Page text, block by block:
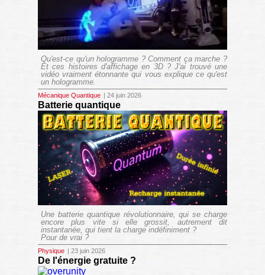
Qu'est-ce qu'un hologramme ? Comment ça marche ?
Et ces histoires d'affichage en 3D ? J'ai trouvé une
vidéo vraiment étonnante qui vous explique ce qu'est
un hologramme.
Mécanique Quantique | 24 juin 2026
Batterie quantique
Une batterie quantique révolutionnaire, qui se charge
encore plus vite si elle grossit, autrement dit
instantanée, qui tient la charge indéfiniment ?
Pour de vrai ?
Physique | 23 juin 2026
De l'énergie gratuite ?